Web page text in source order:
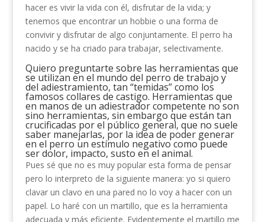
hacer es vivir la vida con él, disfrutar de la vida; y
tenemos que encontrar un hobbie o una forma de
convivir y disfrutar de algo conjuntamente. El perro ha
nacido y se ha criado para trabajar, selectivamente.
Quiero preguntarte sobre las herramientas que
se utilizan en el mundo del perro de trabajo y
del adiestramiento, tan “temidas” como los
famosos collares de castigo. Herramientas que
en manos de un adiestrador competente no son
sino herramientas, sin embargo que están tan
crucificadas por el público general, que no suele
saber manejarlas, por la idea de poder generar
en el perro un estímulo negativo como puede
ser dolor, impacto, susto en el animal.
Pues sé que no es muy popular esta forma de pensar
pero lo interpreto de la siguiente manera: yo si quiero
clavar un clavo en una pared no lo voy a hacer con un
papel. Lo haré con un martillo, que es la herramienta
adecuada y más eficiente. Evidentemente el martillo me